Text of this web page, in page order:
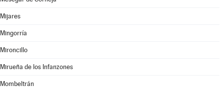
Mijares
Mingorría
Mironcillo
Mirueña de los Infanzones
Mombeltrán